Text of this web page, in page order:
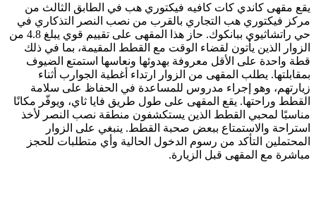
يقع مقهى كاندي كات كافيه فيكتوري هب في الطابق الثالث من
مركز فيكتوري هب التجاري بالقرب من نصب النصر التذكاري في
حي راتشاثيوي ببانكوك. حاز هذا المقهى على تقييم قوي يبلغ 4.8 من
الزوار الذين يأتون لقضاء الوقت مع القطط المقيمة، بما في ذلك
قطة واحدة على الأقل معروفة بهدوئها ونعاسها استمتع الضيوف
بمقابلتها. يطلب المقهى من الزوار ارتداء أغطية الجوارب أثناء
زيارتهم، وهو إجراء مدروس للمساعدة في الحفاظ على سلامة
القطط وراحتها. يقع المقهى على طول طريق فايا ثاي، ويوفّر مكانًا
مناسبًا لمحبي القطط الذين يستكشفون منطقة نصب النصر لأخذ
استراحة والاستمتاع ببعض صحبة القطط. ينبغي على الزوار
المحتملين التأكد من رسوم الدخول الحالية وأي متطلبات للحجز
مباشرة مع المقهى قبل الزيارة.